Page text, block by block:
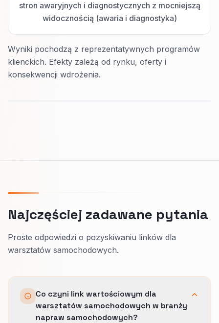
stron awaryjnych i diagnostycznych z mocniejszą
widocznością (awaria i diagnostyka)
Wyniki pochodzą z reprezentatywnych programów
klienckich. Efekty zależą od rynku, oferty i
konsekwencji wdrożenia.
Najczęściej zadawane pytania
Proste odpowiedzi o pozyskiwaniu linków dla
warsztatów samochodowych.
Co czyni link wartościowym dla
warsztatów samochodowych w branży
napraw samochodowych?